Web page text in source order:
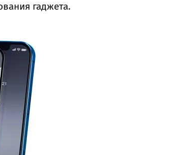
гаджета.